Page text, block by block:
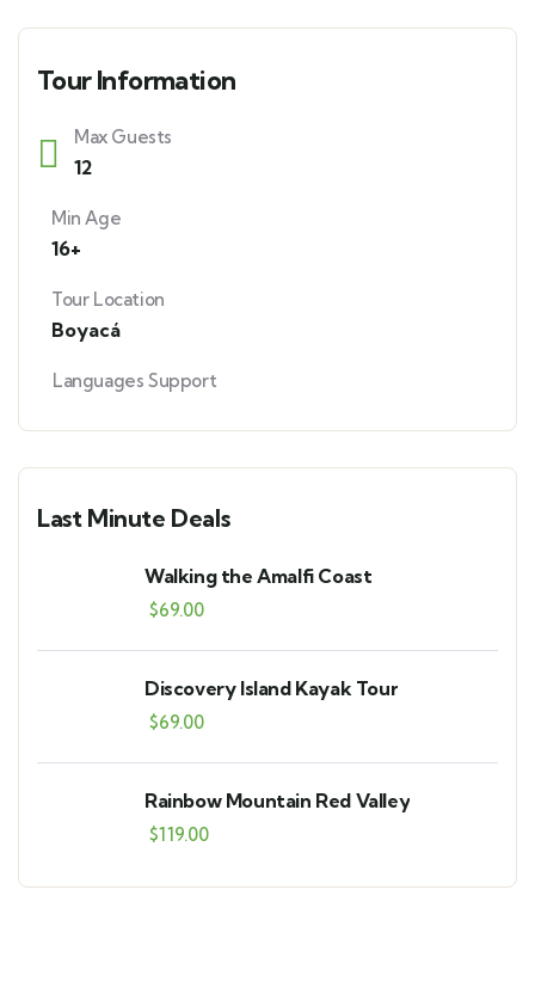
Tour Information
Max Guests
12
Min Age
16+
Tour Location
Boyacá
Languages Support
Last Minute Deals
Walking the Amalfi Coast
$69.00
Discovery Island Kayak Tour
$69.00
Rainbow Mountain Red Valley
$119.00